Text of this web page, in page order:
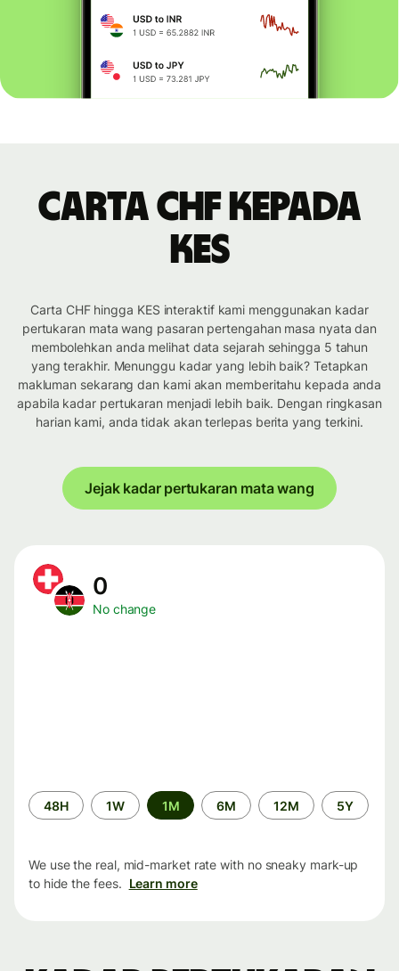
Carta CHF kepada
KES
Carta CHF hingga KES interaktif kami menggunakan kadar
pertukaran mata wang pasaran pertengahan masa nyata dan
membolehkan anda melihat data sejarah sehingga 5 tahun
yang terakhir. Menunggu kadar yang lebih baik? Tetapkan
makluman sekarang dan kami akan memberitahu kepada anda
apabila kadar pertukaran menjadi lebih baik. Dengan ringkasan
harian kami, anda tidak akan terlepas berita yang terkini.
Jejak kadar pertukaran mata wang
0
No change
Time
period
48H 1W 1M 6M 12M 5Y
We use the real, mid-market rate with no sneaky mark-up
to hide the fees. Learn more